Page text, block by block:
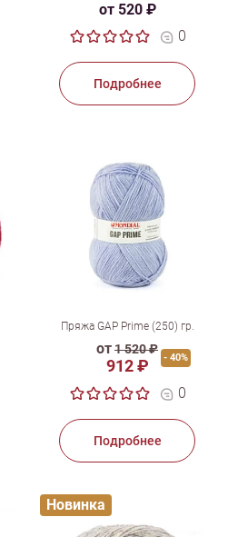
от 520 ₽
0
Подробнее
Пряжа GAP Prime (250) гр.
от1 520 ₽
912 ₽ - 40%
0
Подробнее
Новинка